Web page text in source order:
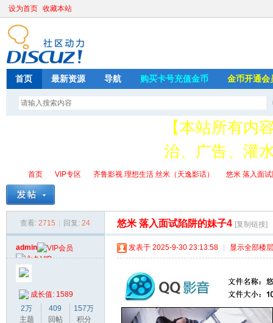
设为首页 收藏本站
首页 最新资源 导航 购买卡号充值金币 金币开通会
【本站所有内
治、广告、灌
请加
首页
›
VIP专区
›
齐鲁影视 理想生活 丝米（天逸影话）
›
悠米 落入面
查看: 2715 回复: 24 悠米 落入面试陷阱的妹子4 [复制链接]
admin
成长值: 1589
2万
主题
409
回帖
157万
积分
发表于 2025-9-30 23:13:58 显示全部楼层